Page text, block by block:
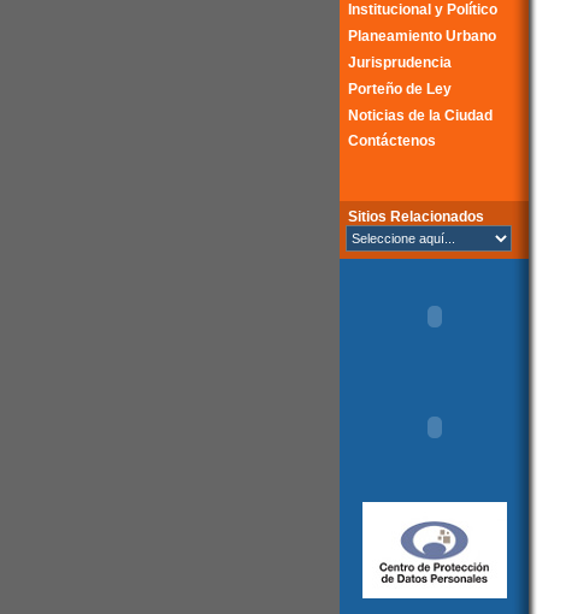
Institucional y Político
Planeamiento Urbano
Jurisprudencia
Porteño de Ley
Noticias de la Ciudad
Contáctenos
Sitios Relacionados